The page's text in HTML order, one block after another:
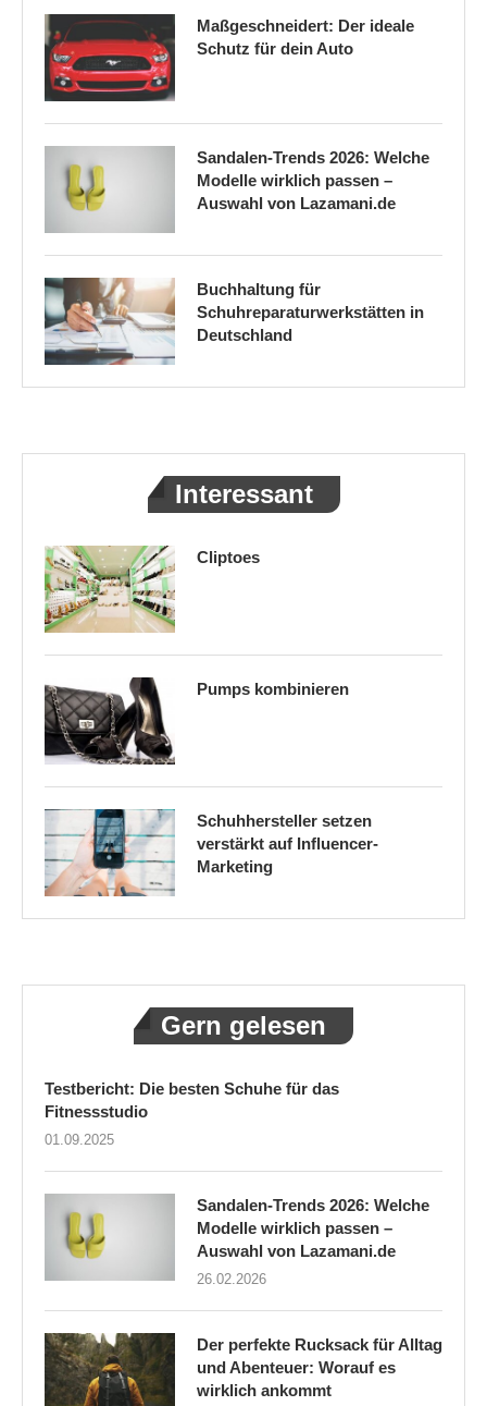
Maßgeschneidert: Der ideale
Schutz für dein Auto
Sandalen-Trends 2026: Welche
Modelle wirklich passen –
Auswahl von Lazamani.de
Buchhaltung für
Schuhreparaturwerkstätten in
Deutschland
Interessant
Cliptoes
Pumps kombinieren
Schuhhersteller setzen
verstärkt auf Influencer-
Marketing
Gern gelesen
Testbericht: Die besten Schuhe für das
Fitnessstudio
01.09.2025
Sandalen-Trends 2026: Welche
Modelle wirklich passen –
Auswahl von Lazamani.de
26.02.2026
Der perfekte Rucksack für Alltag
und Abenteuer: Worauf es
wirklich ankommt